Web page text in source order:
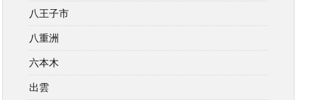
八王子市
八重洲
六本木
出雲